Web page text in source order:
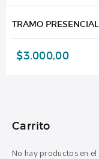
TRAMO
$3.000,00
Carrito
No hay productos en